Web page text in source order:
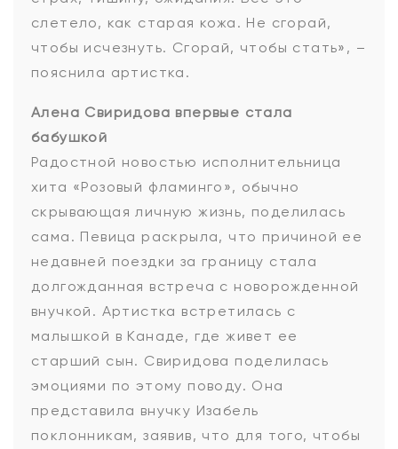
слетело, как старая кожа. Не сгорай,
чтобы исчезнуть. Сгорай, чтобы стать», –
пояснила артистка.
Алена Свиридова впервые стала
бабушкой
Радостной новостью исполнительница
хита «Розовый фламинго», обычно
скрывающая личную жизнь, поделилась
сама. Певица раскрыла, что причиной ее
недавней поездки за границу стала
долгожданная встреча с новорожденной
внучкой. Артистка встретилась с
малышкой в Канаде, где живет ее
старший сын. Свиридова поделилась
эмоциями по этому поводу. Она
представила внучку Изабель
поклонникам, заявив, что для того, чтобы